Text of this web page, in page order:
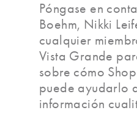
Póngase en
Boehm, Nikki
cualquier
Vista Grande
sobre cómo
puede ayudarlo
información